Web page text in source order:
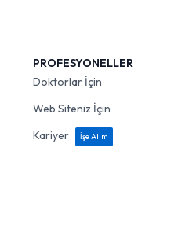
PROFESYONELLER
Doktorlar İçin
Web Siteniz İçin
Kariyer
İşe Alım